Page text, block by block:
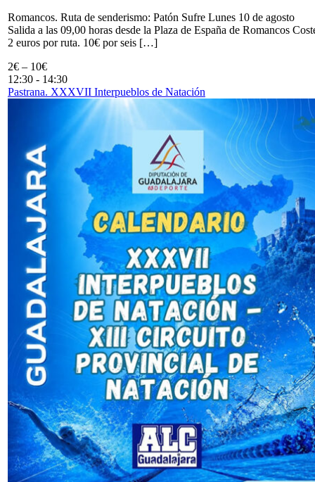
Romancos. Ruta de senderismo: Patón Sufre Lunes 10 de agosto
Salida a las 09,00 horas desde la Plaza de España de Romancos
2 euros por ruta. 10€ por seis […]
2€ – 10€
12:30 - 14:30
Pastrana. XXXVII Interpueblos de Natación